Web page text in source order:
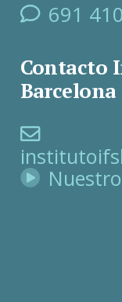
691
Contacto
Barcelona